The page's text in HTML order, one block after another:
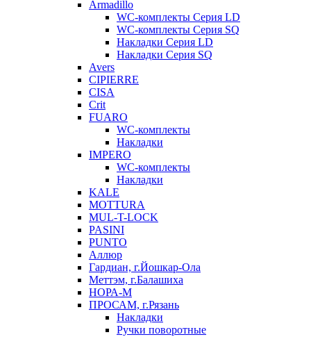
Armadillo
WC-комплекты Серия LD
WC-комплекты Серия SQ
Накладки Серия LD
Накладки Серия SQ
Avers
CIPIERRE
CISA
Crit
FUARO
WC-комплекты
Накладки
IMPERO
WC-комплекты
Накладки
KALE
MOTTURA
MUL-T-LOCK
PASINI
PUNTO
Аллюр
Гардиан, г.Йошкар-Ола
Меттэм, г.Балашиха
НОРА-М
ПРОСАМ, г.Рязань
Накладки
Ручки поворотные